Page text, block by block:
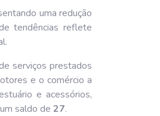
uma redução
tendências reflete
serviços prestados
e o comércio a
e acessórios,
saldo de 27.